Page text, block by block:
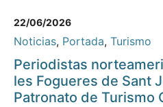
22/06/2026
Noticias, Portada, Turismo
Periodistas
les Fogueres de Sant
Patronato de Turismo